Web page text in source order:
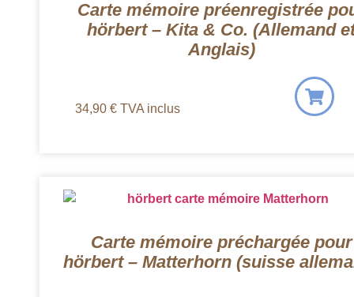
Carte mémoire préenregistrée
hörbert – Kita & Co. (Allemand
Anglais)
34,90 € TVA inclus
Carte mémoire préchargée pour
hörbert – Matterhorn (suisse